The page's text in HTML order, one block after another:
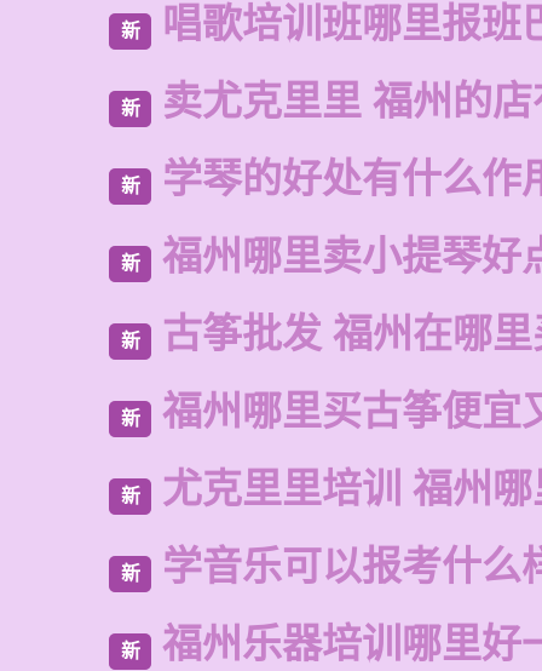
新 唱歌培训班哪里报班
新 卖尤克里里 福州的
新 学琴的好处有什么作
新 福州哪里卖小提琴好
新 古筝批发 福州在哪
新 福州哪里买古筝便宜
新 尤克里里培训 福州
新 学音乐可以报考什么
新 福州乐器培训哪里好